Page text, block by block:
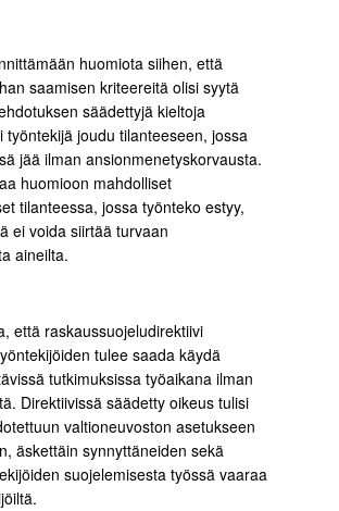
huomiota siihen, että
saamisen kriteereitä olisi syytä
säädettyjä kieltoja
työntekijä joudu tilanteeseen, jossa
jää ilman ansionmenetyskorvausta.
huomioon mahdolliset
tilanteessa, jossa työnteko estyy,
ei voida siirtää turvaan
aineilta.
että raskaussuojeludirektiivi
tulee saada käydä
tutkimuksissa työaikana ilman
Direktiivissä säädetty oikeus tulisi
valtioneuvoston asetukseen
äskettäin synnyttäneiden sekä
suojelemisesta työssä vaaraa